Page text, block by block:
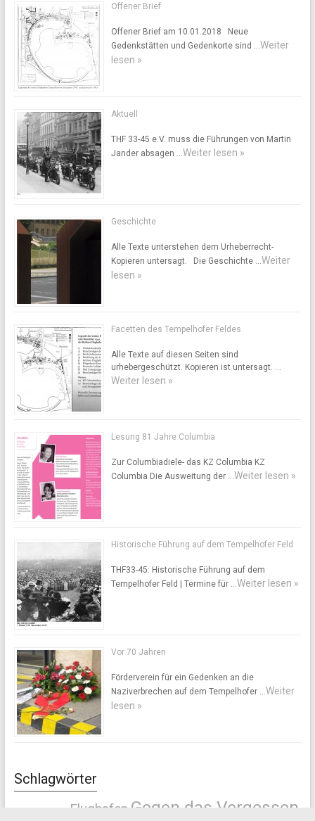
Offener Brief
Offener Brief am 10.01.2018 Neue
Gedenkstätten und Gedenkorte sind … Weiter
lesen »
Aktuell
THF 33-45 e.V. muss die Führungen von Martin
Jander absagen … Weiter lesen »
Geschichte
Alle Texte unterstehen dem Urheberrecht-
Kopieren untersagt. Die Geschichte … Weiter
lesen »
Facetten des Tempelhofer Feldes
Alle Texte auf diesen Seiten sind
urhebergeschützt. Kopieren ist untersagt. …
Weiter lesen »
Lesung 81 Jahre Columbia
Zur Columbiadiele- das KZ Columbia KZ
Columbia Die Ausweitung der … Weiter lesen »
Historische Führung auf dem Tempelhofer Feld
THF33-45: Historische Führung auf dem
Tempelhofer Feld | Termine für … Weiter lesen »
Vor 70 Jahren
Förderverein für ein Gedenken an die
Naziverbrechen auf dem Tempelhofer … Weiter
lesen »
Schlagwörter
Flughafen Gegen das Vergessen